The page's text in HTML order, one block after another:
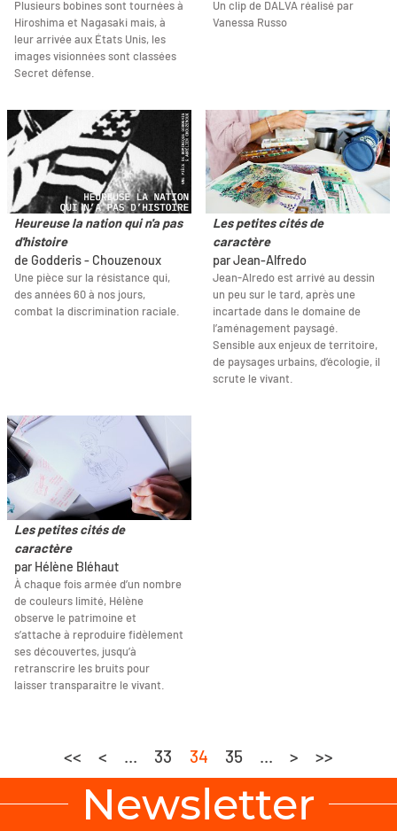
Plusieurs bobines sont tournées à
Hiroshima et Nagasaki mais, à
leur arrivée aux États Unis, les
images visionnées sont classées
Secret défense.
Un clip de DALVA réalisé par
Vanessa Russo
Heureuse la nation qui n'a pas
d'histoire
de Godderis - Chouzenoux
Une pièce sur la résistance qui,
des années 60 à nos jours,
combat la discrimination raciale.
Les petites cités de
caractère
par Jean-Alfredo
Jean-Alredo est arrivé au dessin
un peu sur le tard, après une
incartade dans le domaine de
l’aménagement paysagé.
Sensible aux enjeux de territoire,
de paysages urbains, d’écologie, il
scrute le vivant.
Les petites cités de
caractère
par Hélène Bléhaut
À chaque fois armée d’un nombre
de couleurs limité, Hélène
observe le patrimoine et
s’attache à reproduire fidèlement
ses découvertes, jusqu’à
retranscrire les bruits pour
laisser transparaitre le vivant.
<< < ... 33 34 35 ... > >>
Newsletter